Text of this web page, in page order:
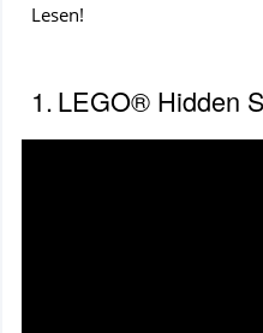
Lesen!
LEGO®
1.LEGO® Hidden